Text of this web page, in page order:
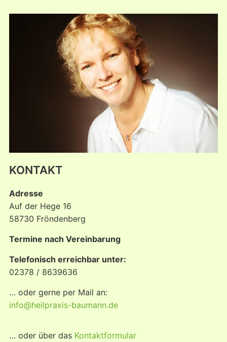
KONTAKT
Adresse
Auf der Hege 16
58730 Fröndenberg
Termine nach Vereinbarung
Telefonisch erreichbar unter:
02378 / 8639636
… oder gerne per Mail an:
info@heilpraxis-baumann.de
… oder über das Kontaktformular